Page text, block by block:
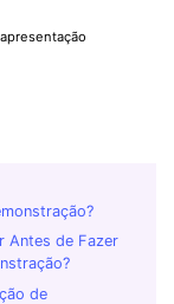
Antes de Fazer
de